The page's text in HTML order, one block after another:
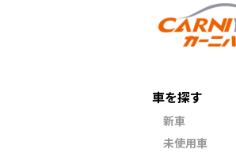
車を探す
新車
未使用車